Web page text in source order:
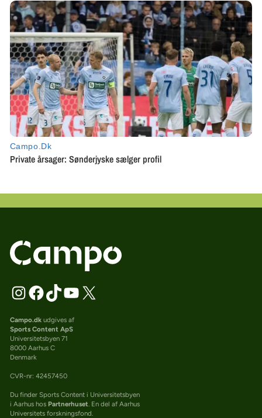
Campo.dkudgives af
Sports Content ApS
Universitetsbyen 71
8000 Aarhus C
Denmark
CVR-nr: 42457450
Du finder Sports Content i Universitetsbyen
i Aarhus hos Partnerhuset . En del af Aarhus
Universitets forskningsfond.